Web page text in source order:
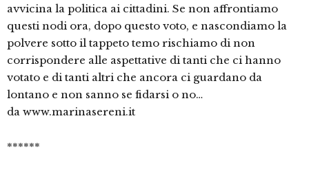
avvicina la politica ai cittadini. Se non affrontiamo
questi nodi ora, dopo questo voto, e nascondiamo la
polvere sotto il tappeto temo rischiamo di non
corrispondere alle aspettative di tanti che ci hanno
votato e di tanti altri che ancora ci guardano da
lontano e non sanno se fidarsi o no…
da www.marinasereni.it
******